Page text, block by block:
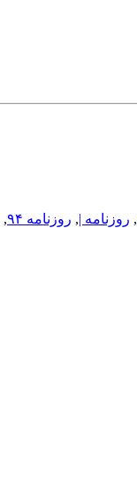
, روزنامه |, روزنامه ۹۴ ,